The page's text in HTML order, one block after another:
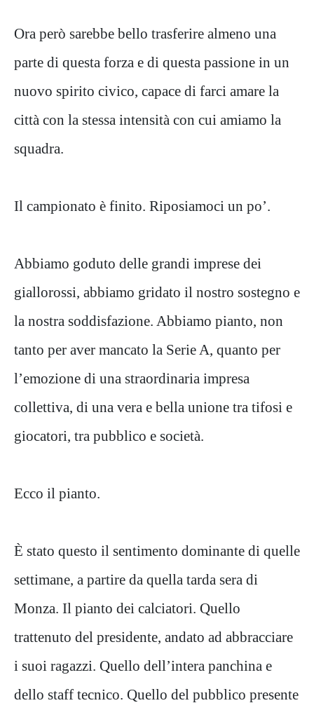
Ora però sarebbe bello trasferire almeno una
parte di questa forza e di questa passione in un
nuovo spirito civico, capace di farci amare la
città con la stessa intensità con cui amiamo la
squadra.
Il campionato è finito. Riposiamoci un po’.
Abbiamo goduto delle grandi imprese dei
giallorossi, abbiamo gridato il nostro sostegno e
la nostra soddisfazione. Abbiamo pianto, non
tanto per aver mancato la Serie A, quanto per
l’emozione di una straordinaria impresa
collettiva, di una vera e bella unione tra tifosi e
giocatori, tra pubblico e società.
Ecco il pianto.
È stato questo il sentimento dominante di quelle
settimane, a partire da quella tarda sera di
Monza. Il pianto dei calciatori. Quello
trattenuto del presidente, andato ad abbracciare
i suoi ragazzi. Quello dell’intera panchina e
dello staff tecnico. Quello del pubblico presente